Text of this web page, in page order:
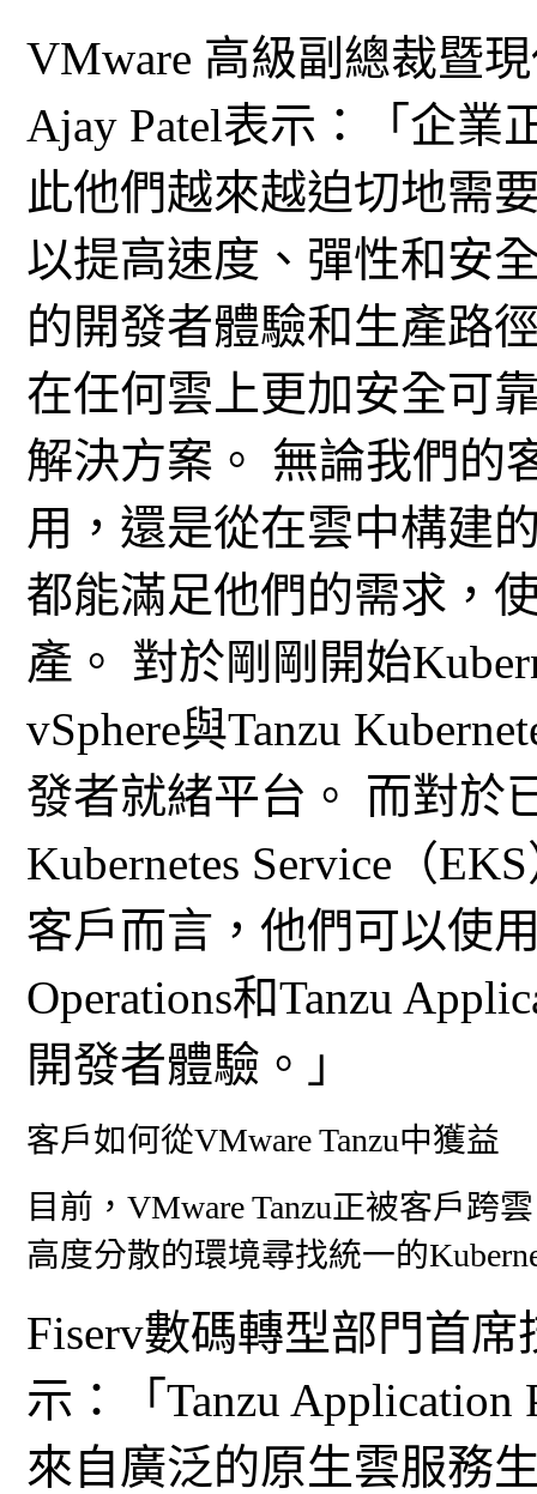
VMware 高級副總裁暨
Ajay Patel表示：「企業
此他們越來越迫切地需
以提高速度、彈性和安
的開發者體驗和生產路
在任何雲上更加安全可
解決方案。 無論我們的
用，還是從在雲中構建
都能滿足他們的需求，
產。 對於剛剛開始
vSphere與Tanzu
發者就緒平台。 而對於
Kubernetes Service（
客戶而言，他們可以使
Operations和Tanzu
開發者體驗。」
客戶如何從VMware Tanzu中獲益
目前，VMware Tanzu正被客戶跨
高度分散的環境尋找統一的
Fiserv數碼轉型部門首席
示：「Tanzu
來自廣泛的原生雲服務